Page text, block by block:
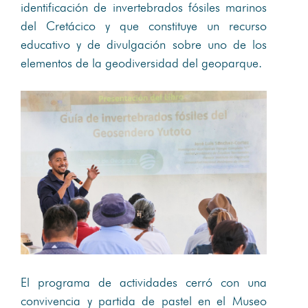
identificación de invertebrados fósiles marinos
del Cretácico y que constituye un recurso
educativo y de divulgación sobre uno de los
elementos de la geodiversidad del geoparque.
El programa de actividades cerró con una
convivencia y partida de pastel en el Museo